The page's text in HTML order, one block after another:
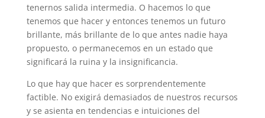
tenernos salida intermedia. O hacemos lo que
tenemos que hacer y entonces tenemos un futuro
brillante, más brillante de lo que antes nadie haya
propuesto, o permanecemos en un estado que
significará la ruina y la insignificancia.
Lo que hay que hacer es sorprendentemente
factible. No exigirá demasiados de nuestros recursos
y se asienta en tendencias e intuiciones del